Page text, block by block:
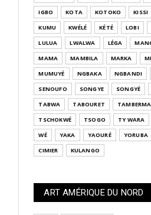
IGBO
KOTA KOTOKO KISSI
KUMU
KWÉLÉ KÉTÉ LOBI
LULUA
LWALWA LÉGA
MAMA
MAMBILA MARKA
MUMUYÉ
NGBAKA NGBANDI
SENOUFO
SONGYE SONGYÉ
TABWA
TABOURET TAMBERMA
TSCHOKWÉ
TSOGO TY WARA
WÉ
YAKA YAOURÉ YORUBA
CIMIER
KULANGO
ART AMÉRIQUE DU NORD